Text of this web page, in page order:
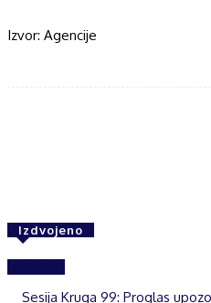
Izvor: Agencije
Izdvojeno
Sesija Kruga 99: Proglas